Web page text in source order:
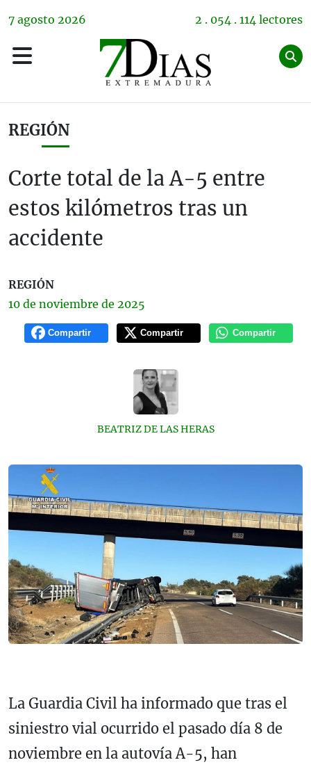
7 agosto 2026 2 . 054 . 114 lectores
REGIÓN
Corte total de la A-5 entre
estos kilómetros tras un
accidente
REGIÓN
10 de noviembre de 2025
Compartir Compartir Compartir
BEATRIZ DE LAS HERAS
La Guardia Civil ha informado que tras el
siniestro vial ocurrido el pasado día 8 de
noviembre en la autovía A-5, han